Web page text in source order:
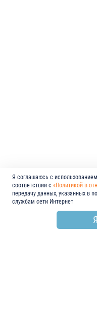
Я соглашаюсь с
соответствии с «Политикой в
передачу данных, указанных в
службам сети Интернет